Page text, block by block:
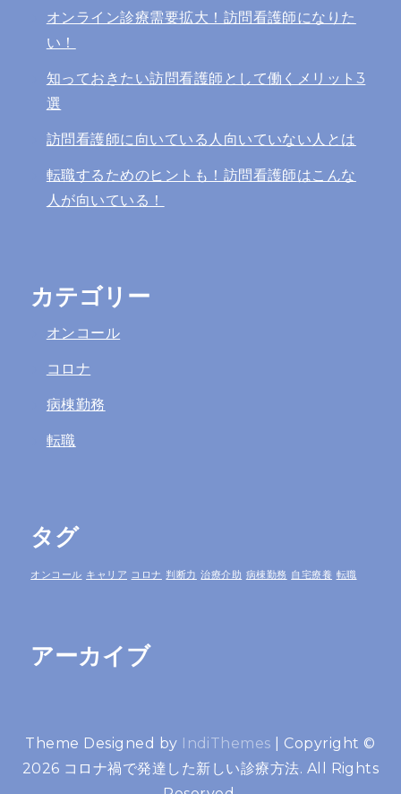
オンライン診療需要拡大！訪問看護師になりた
い！
知っておきたい訪問看護師として働くメリット3
選
訪問看護師に向いている人向いていない人とは
転職するためのヒントも！訪問看護師はこんな
人が向いている！
カテゴリー
オンコール
コロナ
病棟勤務
転職
タグ
オンコール キャリア コロナ 判断力 治療介助 病棟勤務 自宅療養 転職
アーカイブ
Theme Designed by IndiThemes
Copyright ©
2026 コロナ禍で発達した新しい診療方法. All Rights